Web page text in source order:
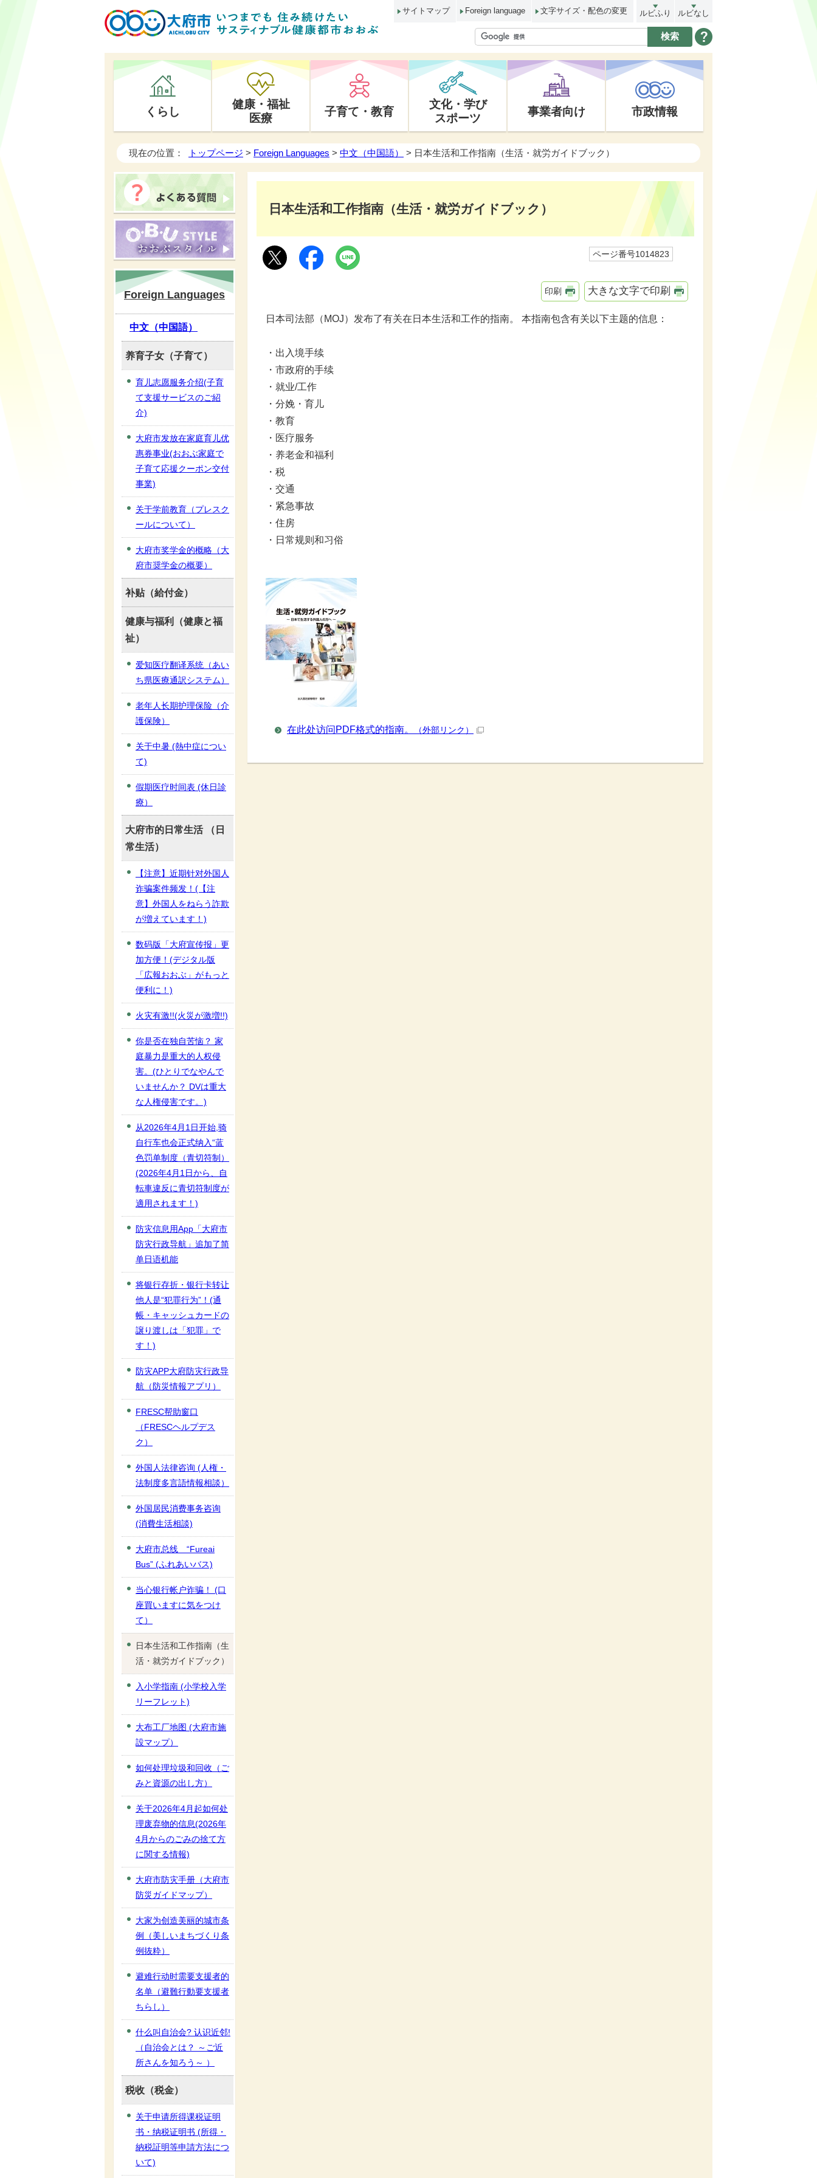
サイトマップ Foreign language 文字サイズ・配色の変更 ルビふり ルビなし
くらし
健康・福祉
医療
子育て・教育
文化・学び
スポーツ
事業者向け 市政情報
現在の位置： トップページ > Foreign Languages > 中文（中国語） > 日本生活和工作指南（生活・就労ガイドブック）
日本生活和工作指南（生活・就労ガイドブック）
ページ番号1014823
印刷 大きな文字で印刷
日本司法部（MOJ）发布了有关在日本生活和工作的指南。 本指南包含有关以下主题的信息：
・出入境手续
・市政府的手续
・就业/工作
・分娩・育儿
・教育
・医疗服务
・养老金和福利
・税
・交通
・紧急事故
・住房
・日常规则和习俗
在此处访问PDF格式的指南。 （外部リンク）
Foreign Languages
中文（中国語）
养育子女（子育て）
育儿志愿服务介绍(子育
て支援サービスのご紹
介)
大府市发放在家庭育儿优
惠券事业(おおぶ家庭で
子育て応援クーポン交付
事業)
关于学前教育（プレスク
ールについて）
大府市奖学金的概略（大
府市奨学金の概要）
补贴（給付金）
健康与福利（健康と福
祉）
爱知医疗翻译系统（あい
ち県医療通訳システム）
老年人长期护理保险（介
護保険）
关于中暑 (熱中症につい
て)
假期医疗时间表 (休日診
療）
大府市的日常生活 （日
常生活）
【注意】近期针对外国人
诈骗案件频发！(【注
意】外国人をねらう詐欺
が増えています！)
数码版「大府宣传报」更
加方便！(デジタル版
「広報おおぶ」がもっと
便利に！)
火灾有激!!(火災が激増!!)
你是否在独自苦恼？ 家
庭暴力是重大的人权侵
害。(ひとりでなやんで
いませんか？ DVは重大
な人権侵害です。)
从2026年4月1日开始,骑
自行车也会正式纳入“蓝
色罚单制度（青切符制）
(2026年4月1日から、自
転車違反に青切符制度が
適用されます！)
防灾信息用App「大府市
防灾行政导航」追加了简
单日语机能
将银行存折・银行卡转让
他人是“犯罪行为”！(通
帳・キャッシュカードの
譲り渡しは「犯罪」で
す！)
防灾APP大府防灾行政导
航（防災情報アプリ）
FRESC帮助窗口
（FRESCヘルプデス
ク）
外国人法律咨询 (人権・
法制度多言語情報相談）
外国居民消费事务咨询
(消費生活相談)
大府市总线 “Fureai
Bus” (ふれあいバス)
当心银行帐户诈骗！ (口
座買いますに気をつけ
て）
日本生活和工作指南（生
活・就労ガイドブック）
入小学指南 (小学校入学
リーフレット)
大布工厂地图 (大府市施
設マップ）
如何处理垃圾和回收（ご
みと資源の出し方）
关于2026年4月起如何处
理废弃物的信息(2026年
4月からのごみの捨て方
に関する情報)
大府市防灾手册（大府市
防災ガイドマップ）
大家为创造美丽的城市条
例（美しいまちづくり条
例抜粋）
避难行动时需要支援者的
名单（避難行動要支援者
ちらし）
什么叫自治会? 认识近邻!
（自治会とは？ ～ご近
所さんを知ろう～ ）
税收（税金）
关于申请所得课税证明
书・纳税证明书 (所得・
納税証明等申請方法につ
いて)